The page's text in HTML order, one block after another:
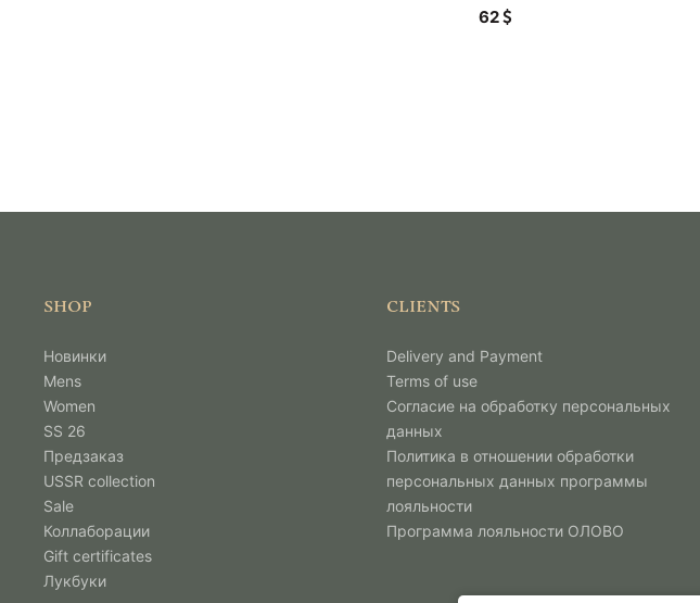
62
SHOP
Новинки
Mens
Women
SS 26
Предзаказ
USSR collection
Sale
Коллаборации
Gift certificates
Лукбуки
CLIENTS
Delivery and Payment
Terms of use
Согласие на обработку персональных
данных
Политика в отношении обработки
персональных данных программы
лояльности
Программа лояльности ОЛОВО